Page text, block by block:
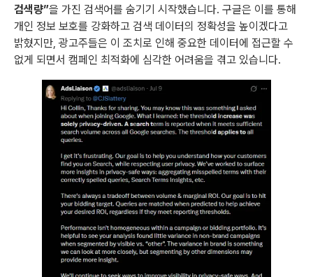
검색량”을 가진 검색어를 숨기기 시작했습니다. 구글은 이를 통해
개인 정보 보호를 강화하고 검색 데이터의 정확성을 높이겠다고
밝혔지만, 광고주들은 이 조치로 인해 중요한 데이터에 접근할 수
없게 되면서 캠페인 최적화에 심각한 어려움을 겪고 있습니다.